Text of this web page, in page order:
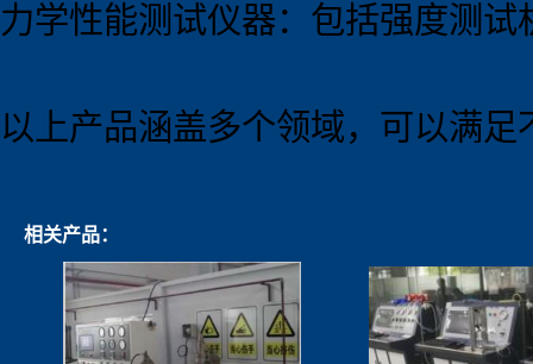
力学性能测试仪器：包括强度测
以上产品涵盖多个领域，可以满足
相关产品：